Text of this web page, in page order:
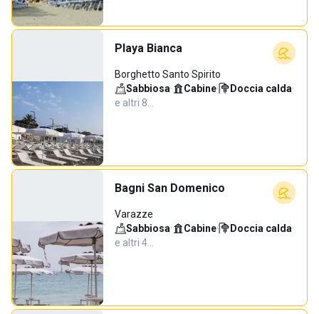
Playa Bianca
Borghetto Santo Spirito
Sabbiosa· Cabine· Doccia calda·
e altri 8…
Bagni San Domenico
Varazze
Sabbiosa· Cabine· Doccia calda·
e altri 4…